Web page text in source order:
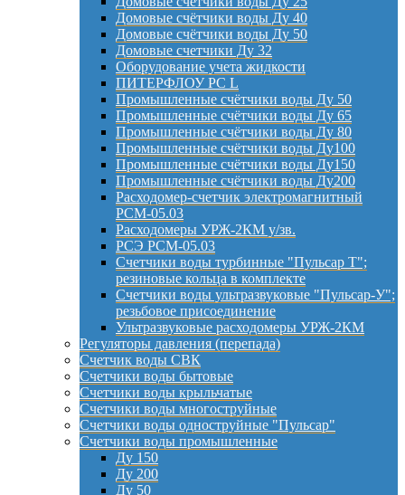
Домовые счётчики воды Ду 40
Домовые счётчики воды Ду 50
Домовые счетчики Ду 32
Оборудование учета жидкости
ПИТЕРФЛОУ РС L
Промышленные счётчики воды Ду 50
Промышленные счётчики воды Ду 65
Промышленные счётчики воды Ду 80
Промышленные счётчики воды Ду100
Промышленные счётчики воды Ду150
Промышленные счётчики воды Ду200
Расходомер-счетчик электромагнитный
РСМ-05.03
Расходомеры УРЖ-2КМ у/зв.
РСЭ РСМ-05.03
Счетчики воды турбинные "Пульсар Т";
резиновые кольца в комплекте
Счетчики воды ультразвуковые "Пульсар-У";
резьбовое присоединение
Ультразвуковые расходомеры УРЖ-2КМ
Регуляторы давления (перепада)
Счетчик воды СВК
Счетчики воды бытовые
Счетчики воды крыльчатые
Счетчики воды многоструйные
Счетчики воды одноструйные "Пульсар"
Счетчики воды промышленные
Ду 150
Ду 200
Ду 50